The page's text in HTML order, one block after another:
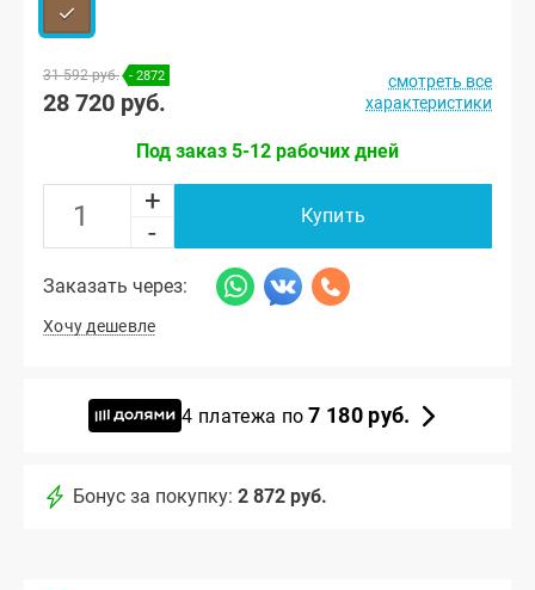
31 592 руб. - 2872
28 720 руб.
смотреть все
характеристики
Под заказ 5-12 рабочих дней
+
-
Купить
Заказать через:
Хочу дешевле
4 платежа по7 180 руб.
Бонус за покупку: 2 872 руб.